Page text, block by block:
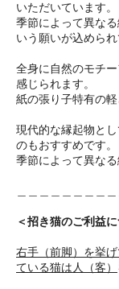
いただいています。
季節によって異な
いう願いが込められ
全身に自然のモチ
感じられます。
紙の張り子特有の
現代的な縁起物と
のもおすすめです。
季節によって異な
＜招き猫のご利益
右手（前脚）を挙
ている猫は人（客）